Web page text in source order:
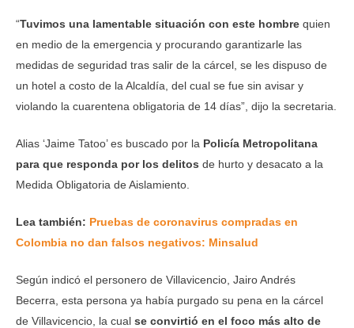
“Tuvimos una lamentable situación con este hombre quien
en medio de la emergencia y procurando garantizarle las
medidas de seguridad tras salir de la cárcel, se les dispuso de
un hotel a costo de la Alcaldía, del cual se fue sin avisar y
violando la cuarentena obligatoria de 14 días”, dijo la secretaria.
Alias ‘Jaime Tatoo’ es buscado por la Policía Metropolitana
para que responda por los delitos de hurto y desacato a la
Medida Obligatoria de Aislamiento.
Lea también: Pruebas de coronavirus compradas en
Colombia no dan falsos negativos: Minsalud
Según indicó el personero de Villavicencio, Jairo Andrés
Becerra, esta persona ya había purgado su pena en la cárcel
de Villavicencio, la cual se convirtió en el foco más alto de